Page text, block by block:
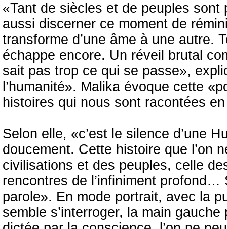
«Tant de siècles et de peuples
aussi discerner ce moment de
transforme d’une âme à une autre.
échappe encore. Un réveil brutal
sait pas trop ce qui se passe»,
l’humanité». Malika évoque cette
histoires qui nous sont racontées
Selon elle, «c’est le silence d’une
doucement. Cette histoire que l’on
civilisations et des peuples, celle
rencontres de l’infiniment
parole». En mode portrait, avec la
semble s’interroger, la main